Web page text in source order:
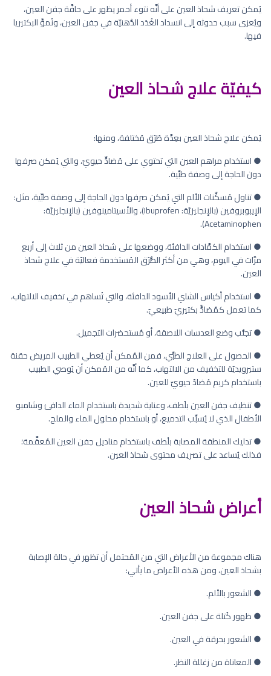
يُمكن تعريف شحاذ العين على أنَّه نتوء أحمر يظهر على حافَّة جفن العين،
ويُعزى سبب حدوثه إلى انسداد الغُدَد الدُّهنيّة في جفن العين، ونُموِّ البكتيريا
فيها.
كيفيّة علاج شحاذ العين
يُمكن علاج شحاذ العين بعِدَّة طُرُق مُختلفة، ومنها:
● استخدام مراهم العين التي تحتوي على مُضادٍّ حيويّ، والتي يُمكن صرفها
دون الحاجة إلى وصفة طبِّية.
● تناول مُسكِّنات الألم التي يُمكن صرفها دون الحاجة إلى وصفة طبِّية، مثل:
الإيبوبروفين (بالإنجليزيّة: Ibuprofen)، والأسيتامينوفين (بالإنجليزيّة:
Acetaminophen).
● استخدام الكمَّادات الدافئة، ووضعها على شحاذ العين من ثلاث إلى أربع
مرَّات في اليوم، وهي من أكثر الطُّرُق المُستخدمة فعاليّة في علاج شحاذ
العين.
● استخدام أكياس الشاي الأسود الدافئة، والتي تُساهم في تخفيف الالتهاب،
كما تعمل كمُضادٍّ بكتيريّ طبيعيّ.
● تجنُّب وضع العدسات اللاصقة، أو مُستحضرات التجميل.
● الحصول على العلاج الطبِّي، فمن المُمكن أن يُعطي الطبيب المريض حقنة
ستيرويديّة للتخفيف من الالتهاب، كما أنَّه من المُمكن أن يُوصي الطبيب
باستخدام كريم مُضادّ حيويّ للعين.
● تنظيف جفن العين بلُطف، وعناية شديدة باستخدام الماء الدافئ وشامبو
الأطفال الذي لا يُسبِّب التدميع، أو باستخدام محلول الماء والملح.
● تدليك المنطقة المصابة بلُطف باستخدام مناديل جفن العين المُعقَّمة؛
فذلك يُساعد على تصريف محتوى شحاذ العين.
أعراض شحاذ العين
هناك مجموعة من الأعراض التي من المُحتمل أن تظهر في حالة الإصابة
بشحاذ العين، ومن هذه الأعراض ما يأتي:
● الشعور بالألم.
● ظهور كُتلة على جفن العين.
● الشعور بحرقة في العين.
● المعاناة من زغللة النظر.